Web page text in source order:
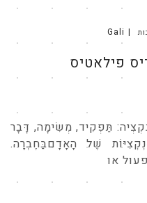
אימון
בפלוריס
פילאטיס
Gali
פילאטיס
תַּפְקִיד, מְשִׂימָה, דָּבָר
שֶׁל הָאָדָםבַּחֶבְרָה.
או